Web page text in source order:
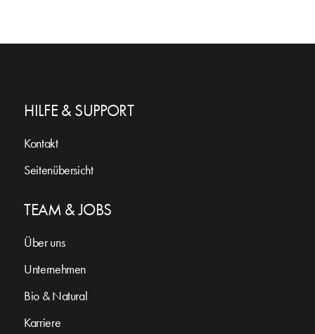
HILFE & SUPPORT
Kontakt
Seitenübersicht
TEAM & JOBS
Über uns
Unternehmen
Bio & Natural
Karriere